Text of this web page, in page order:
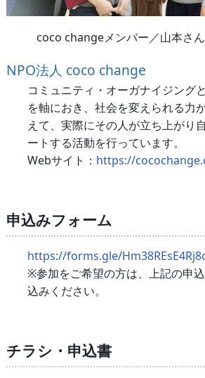
coco changeメンバー／山本さ
NPO法人 coco change
コミュニティ・オーガナイジング
を軸におき、社会を変えられる力
えて、実際にその人が立ち上がり
ートする活動を行っています。
Webサイト： https://
申込みフォーム
https://forms.gle/
※参加をご希望の方は、上記の申
込みください。
チラシ・申込書